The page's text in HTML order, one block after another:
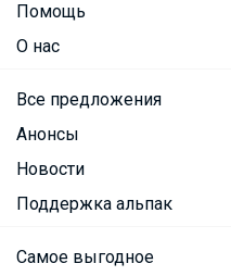
Помощь
О нас
Все предложения
Анонсы
Новости
Поддержка альпак
Самое выгодное